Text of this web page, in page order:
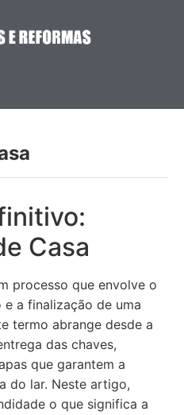
Casa
processo que envolve o
e a finalização de uma
termo abrange desde a
das chaves,
que garantem a
do lar. Neste artigo,
o que significa a